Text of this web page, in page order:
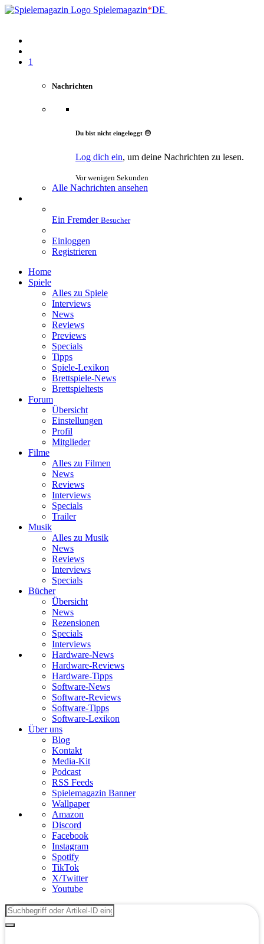
Spielemagazin*DE
1
Nachrichten
Du bist nicht eingeloggt 😔
Log dich ein, um deine Nachrichten zu lesen.
Vor wenigen Sekunden
Alle Nachrichten ansehen
Ein Fremder Besucher
Einloggen
Registrieren
Home
Spiele
Alles zu Spiele
Interviews
News
Reviews
Previews
Specials
Tipps
Spiele-Lexikon
Brettspiele-News
Brettspieltests
Forum
Übersicht
Einstellungen
Profil
Mitglieder
Filme
Alles zu Filmen
News
Reviews
Interviews
Specials
Trailer
Musik
Alles zu Musik
News
Reviews
Interviews
Specials
Bücher
Übersicht
News
Rezensionen
Specials
Interviews
Hardware-News
Hardware-Reviews
Hardware-Tipps
Software-News
Software-Reviews
Software-Tipps
Software-Lexikon
Über uns
Blog
Kontakt
Media-Kit
Podcast
RSS Feeds
Spielemagazin Banner
Wallpaper
Amazon
Discord
Facebook
Instagram
Spotify
TikTok
X/Twitter
Youtube